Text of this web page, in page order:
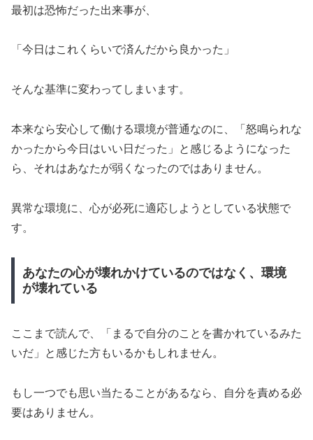
最初は恐怖だった出来事が、
「今日はこれくらいで済んだから良かった」
そんな基準に変わってしまいます。
本来なら安心して働ける環境が普通なのに、「怒鳴られな
かったから今日はいい日だった」と感じるようになった
ら、それはあなたが弱くなったのではありません。
異常な環境に、心が必死に適応しようとしている状態で
す。
あなたの心が壊れかけているのではなく、環境
が壊れている
ここまで読んで、「まるで自分のことを書かれているみた
いだ」と感じた方もいるかもしれません。
もし一つでも思い当たることがあるなら、自分を責める必
要はありません。